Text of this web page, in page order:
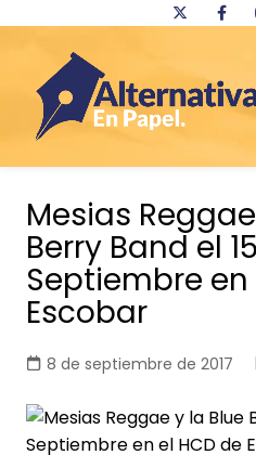
contenido
Mesias
Berry Band el
Septiembre en
Escobar
8 de septiembre de 2017